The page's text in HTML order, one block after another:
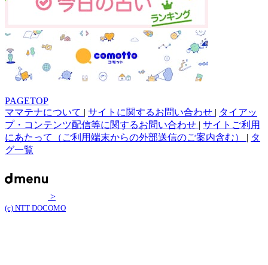
PAGETOP
ママテナについて | サイトに関するお問い合わせ | タイアッ
プ・コンテンツ配信等に関するお問い合わせ | サイトご利用
にあたって（ご利用端末からの外部送信のご案内含む） | タ
グ一覧
>
(c) NTT DOCOMO